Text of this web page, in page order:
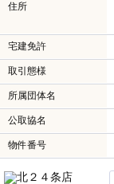
住所
宅建免許
取引態様
所属団体名
公取協名
物件番号